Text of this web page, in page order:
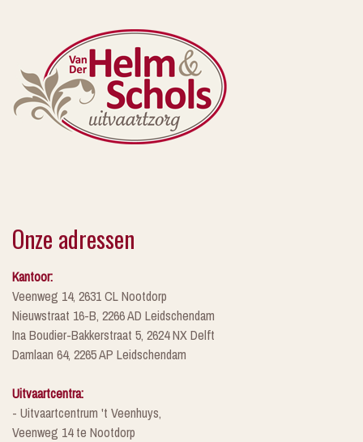
Onze adressen
Kantoor:
Veenweg 14, 2631 CL Nootdorp
Nieuwstraat 16-B, 2266 AD Leidschendam
Ina Boudier-Bakkerstraat 5, 2624 NX Delft
Damlaan 64, 2265 AP Leidschendam
Uitvaartcentra:
- Uitvaartcentrum 't Veenhuys,
Veenweg 14 te Nootdorp